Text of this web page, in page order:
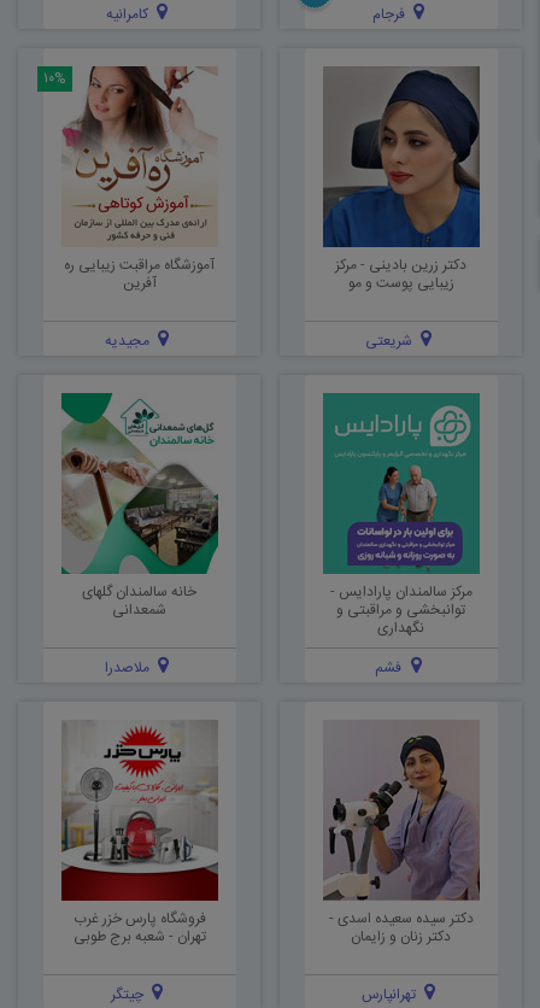
فرجام
کامرانیه
دکتر زرین بادینی - مرکز
زیبایی پوست و مو
شریعتی
آموزشگاه مراقبت زیبایی ره
آفرین
۱۰%
مجیدیه
مرکز سالمندان پارادایس -
توانبخشی و مراقبتی و
نگهداری
فشم
خانه سالمندان گلهای
شمعدانی
ملاصدرا
دکتر سیده سعیده اسدی -
دکتر زنان و زایمان
تهرانپارس
فروشگاه پارس خزر غرب
تهران - شعبه برج طوبی
چیتگر